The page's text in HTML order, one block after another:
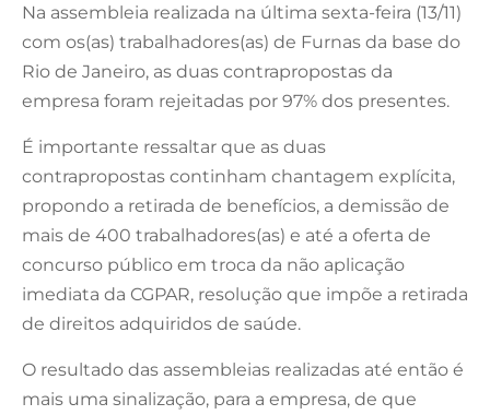
Na assembleia realizada na última sexta-feira (13/11)
com os(as) trabalhadores(as) de Furnas da base do
Rio de Janeiro, as duas contrapropostas da
empresa foram rejeitadas por 97% dos presentes.
É importante ressaltar que as duas
contrapropostas continham chantagem explícita,
propondo a retirada de benefícios, a demissão de
mais de 400 trabalhadores(as) e até a oferta de
concurso público em troca da não aplicação
imediata da CGPAR, resolução que impõe a retirada
de direitos adquiridos de saúde.
O resultado das assembleias realizadas até então é
mais uma sinalização, para a empresa, de que